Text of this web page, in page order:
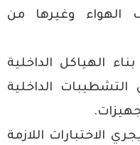
الهواء وغيرها من
الهياكل الداخلية
التشطيبات الداخلية
الاختبارات اللازمة